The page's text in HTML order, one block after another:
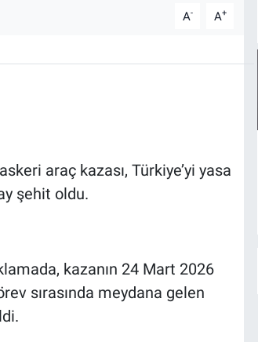
A- A+
araç kazası, Türkiye’yi yasa
şehit oldu.
kazanın 24 Mart 2026
sırasında meydana gelen